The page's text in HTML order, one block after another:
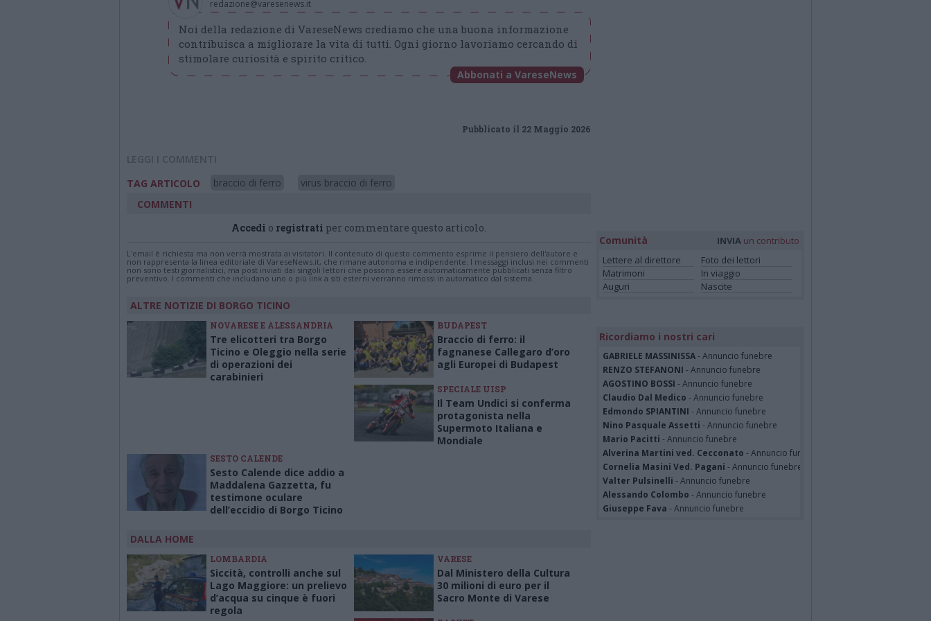
redazione@varesenews.it
Noi della redazione di VareseNews crediamo che una buona informazione
contribuisca a migliorare la vita di tutti. Ogni giorno lavoriamo cercando di
stimolare curiosità e spirito critico.
Abbonati a VareseNews
Pubblicato il 22 Maggio 2026
LEGGI I COMMENTI
TAG ARTICOLO
braccio di ferro
virus braccio di ferro
COMMENTI
Accedi o registrati per commentare questo articolo.
L'email è richiesta ma non verrà mostrata ai visitatori. Il contenuto di questo commento esprime il pensiero dell'autore e
non rappresenta la linea editoriale di VareseNews.it, che rimane autonoma e indipendente. I messaggi inclusi nei commenti
non sono testi giornalistici, ma post inviati dai singoli lettori che possono essere automaticamente pubblicati senza filtro
preventivo. I commenti che includano uno o più link a siti esterni verranno rimossi in automatico dal sistema.
ALTRE NOTIZIE DI BORGO TICINO
NOVARESE E ALESSANDRIA
Tre elicotteri tra Borgo
Ticino e Oleggio nella serie
di operazioni dei
carabinieri
BUDAPEST
Braccio di ferro: il
fagnanese Callegaro d’oro
agli Europei di Budapest
SPECIALE UISP
Il Team Undici si conferma
protagonista nella
Supermoto Italiana e
Mondiale
SESTO CALENDE
Sesto Calende dice addio a
Maddalena Gazzetta, fu
testimone oculare
dell’eccidio di Borgo Ticino
DALLA HOME
LOMBARDIA
Siccità, controlli anche sul
Lago Maggiore: un prelievo
d’acqua su cinque è fuori
regola
VARESE
Dal Ministero della Cultura
30 milioni di euro per il
Sacro Monte di Varese
Comunità INVIA un contributo
Lettere al direttore
Foto dei lettori
Matrimoni
In viaggio
Auguri
Nascite
Ricordiamo i nostri cari
GABRIELE MASSINISSA- Annuncio funebre
RENZO STEFANONI - Annuncio funebre
AGOSTINO BOSSI - Annuncio funebre
Claudio Dal Medico - Annuncio funebre
Edmondo SPIANTINI - Annuncio funebre
Nino Pasquale Assetti - Annuncio funebre
Mario Pacitti - Annuncio funebre
Alverina Martini ved. Cecconato - Annuncio funebre
Cornelia Masini Ved. Pagani - Annuncio funebre
Valter Pulsinelli - Annuncio funebre
Alessando Colombo - Annuncio funebre
Giuseppe Fava - Annuncio funebre